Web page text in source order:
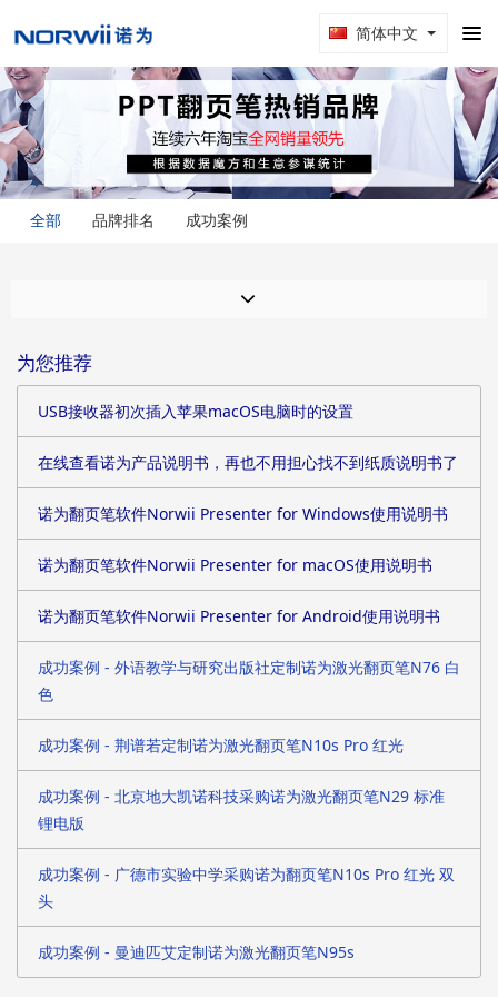
简体中文
全部 品牌排名 成功案例
为您推荐
USB接收器初次插入苹果macOS电脑时的设置
在线查看诺为产品说明书，再也不用担心找不到纸质说明书了
诺为翻页笔软件Norwii Presenter for Windows使用说明书
诺为翻页笔软件Norwii Presenter for macOS使用说明书
诺为翻页笔软件Norwii Presenter for Android使用说明书
成功案例 - 外语教学与研究出版社定制诺为激光翻页笔N76 白
色
成功案例 - 荆谱若定制诺为激光翻页笔N10s Pro 红光
成功案例 - 北京地大凯诺科技采购诺为激光翻页笔N29 标准
锂电版
成功案例 - 广德市实验中学采购诺为翻页笔N10s Pro 红光 双
头
成功案例 - 曼迪匹艾定制诺为激光翻页笔N95s